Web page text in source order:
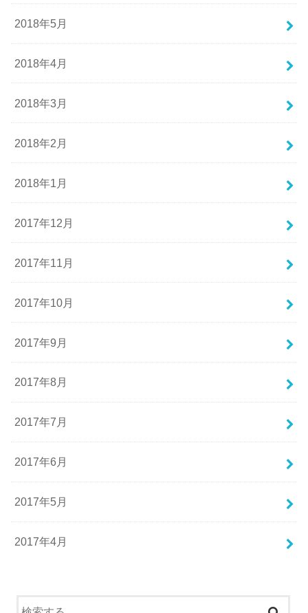
2018年5月
2018年4月
2018年3月
2018年2月
2018年1月
2017年12月
2017年11月
2017年10月
2017年9月
2017年8月
2017年7月
2017年6月
2017年5月
2017年4月